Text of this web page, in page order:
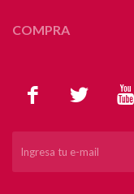
  
COMPRA